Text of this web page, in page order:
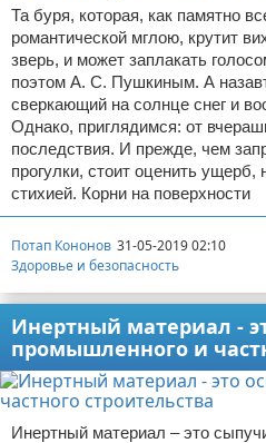
Та буря, которая, как памятно
романтической мглою, крутит
зверь, и может заплакать
поэтом А. С. Пушкиным. А
сверкающий на солнце снег и
Однако, приглядимся: от
последствия. И прежде, чем
прогулки, стоит оценить
стихией. Корни на поверхности
Потап Кононов 31-05-2019 02:10
Здоровье и безопасность
Инертный материал -
промышленного и
Инертный материал – это